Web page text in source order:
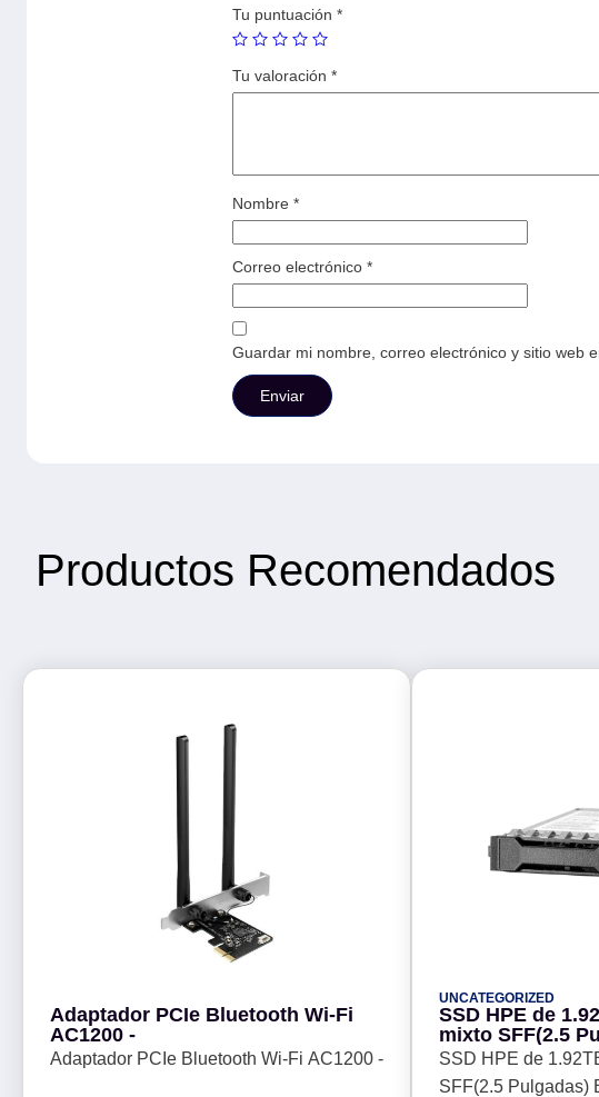
Tu puntuación *
Tu valoración *
Nombre *
Correo electrónico *
Guardar mi nombre, correo electrónico y sitio web
Productos Recomendados
Adaptador PCIe Bluetooth Wi-Fi
AC1200 -
Adaptador PCIe Bluetooth Wi-Fi AC1200 -
UNCATEGORIZED
SSD HPE de
mixto SFF(2.5
(P40504-B21) -
SSD HPE de
SFF(2.5 Pulgadas)